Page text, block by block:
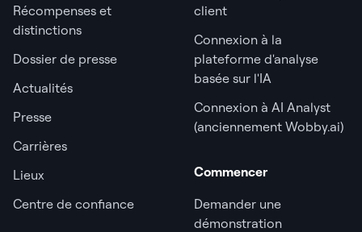
Récompenses et
distinctions
Dossier de presse
Actualités
Presse
Carrières
Lieux
Centre de confiance
client
Connexion à la
plateforme d'analyse
basée sur l'IA
Connexion à AI Analyst
(anciennement Wobby.ai)
Commencer
Demander une
démonstration